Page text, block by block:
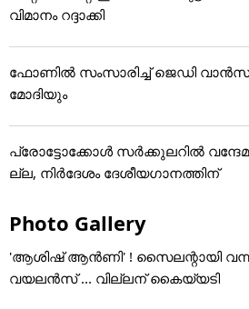
വിമാനം റദ്ദാക്കി
ഫോണില്‍ സംസാരിച്ച് ജെഡി
മോദിയും
പ്രോട്ടോക്കോൾ സർക്കുലറിൽ
ല്ല, നിർദേശം ദേശീയഗാനത്തിന്
Photo Gallery
'ആശിഷ് ആൻണി' ! സൈലന്റായി
വയലൻസ് ... വില്ലന് കൈയ്യടി